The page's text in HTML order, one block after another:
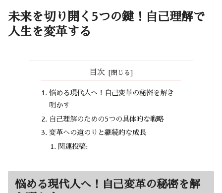
未来を切り開く5つの鍵！自己理解で
人生を変革する
目次
悩める現代人へ！自己変革の秘密を解き
明かす
自己理解のための5つの具体的な戦略
変革への道のりと継続的な成長
関連投稿:
悩める現代人へ！自己変革の秘密を解